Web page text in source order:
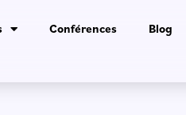
Conférences Blog